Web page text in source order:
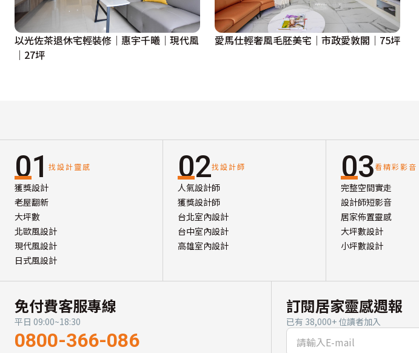
以光佐茶退休宅輕裝修｜惠宇千曦｜現代風
｜27坪
愛馬仕輕奢風毛胚美宅｜市政愛敦閣｜75坪
01 找設計靈感
獲獎設計
老屋翻新
大坪數
北歐風設計
現代風設計
日式風設計
02找設計師
人氣設計師
獲獎設計師
台北室內設計
台中室內設計
高雄室內設計
03看精彩影音
完整空間實走
設計師短影音
居家佈置靈感
大坪數設計
小坪數設計
免付費客服專線
平日 09:00~18:30
0800-366-086
訂閱居家靈感週報
已有 38,000+ 位讀者加入